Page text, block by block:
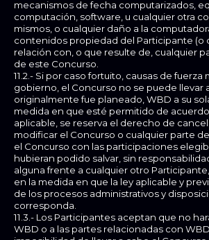
mecanismos de fecha computarizados,
computación, software, u cualquier otra
mismos, o cualquier daño a la
contenidos propiedad del Participante (o
relación con, o que resulte de, cualquier
de este Concurso.
11.2.- Si por caso fortuito, causas de fuerza
gobierno, el Concurso no se puede llevar
originalmente fue planeado, WBD a su
medida en que esté permitido de
aplicable, se reserva el derecho de
modificar el Concurso o cualquier parte
el Concurso con las participaciones
hubieran podido salvar, sin
alguna frente a cualquier otro
en la medida en que la ley aplicable y
de los procesos administrativos y
corresponda.
11.3.- Los Participantes aceptan que no
WBD o a las partes relacionadas con